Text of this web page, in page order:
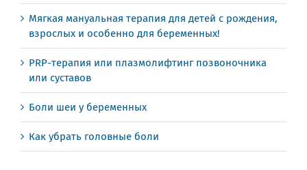
Мягкая мануальная терапия для детей с рождения,
взрослых и особенно для беременных!
PRP-терапия или плазмолифтинг позвоночника
или суставов
Боли шеи у беременных
Как убрать головные боли